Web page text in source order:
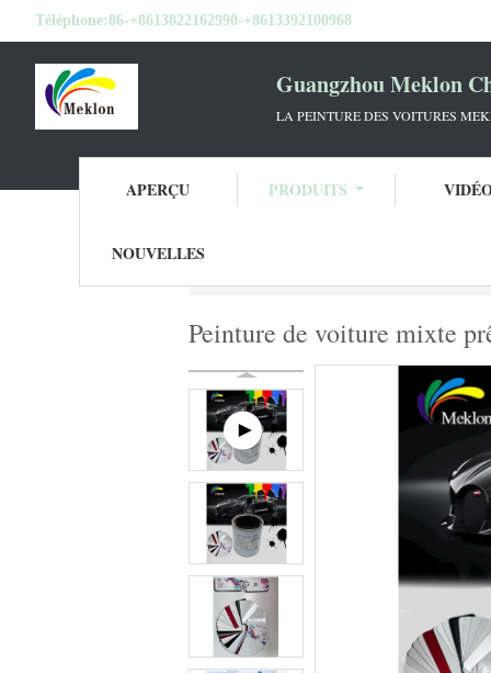
Téléphone:86-+8613822162990-+8613392100968
Guangzhou Meklon
LA PEINTURE DES VOITURES
APERÇU PRODUITS
NOUVELLES
Peinture de voiture mixte